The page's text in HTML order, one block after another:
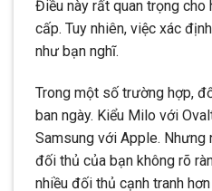
Điều này rất quan trọng
cấp. Tuy nhiên, việc xác
như bạn nghĩ.
Trong một số trường hợp,
ban ngày. Kiểu Milo với
Samsung với Apple. Nhưng
đối thủ của bạn không rõ
nhiều đối thủ cạnh tranh